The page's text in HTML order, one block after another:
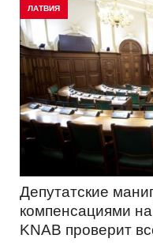
ЛАТВИЯ
Депутатские
компенсациями
KNAB проверит